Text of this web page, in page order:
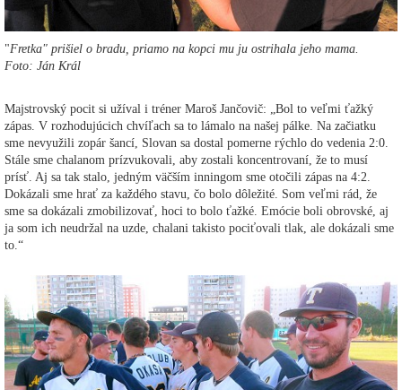
"Fretka" prišiel o bradu, priamo na kopci mu ju ostrihala jeho mama.
Foto: Ján Král
Majstrovský pocit si užíval i tréner Maroš Jančovič: „Bol to veľmi ťažký
zápas. V rozhodujúcich chvíľach sa to lámalo na našej pálke. Na začiatku
sme nevyužili zopár šancí, Slovan sa dostal pomerne rýchlo do vedenia 2:0.
Stále sme chalanom prízvukovali, aby zostali koncentrovaní, že to musí
prísť. Aj sa tak stalo, jedným väčším inningom sme otočili zápas na 4:2.
Dokázali sme hrať za každého stavu, čo bolo dôležité. Som veľmi rád, že
sme sa dokázali zmobilizovať, hoci to bolo ťažké. Emócie boli obrovské, aj
ja som ich neudržal na uzde, chalani takisto pociťovali tlak, ale dokázali sme
to.“